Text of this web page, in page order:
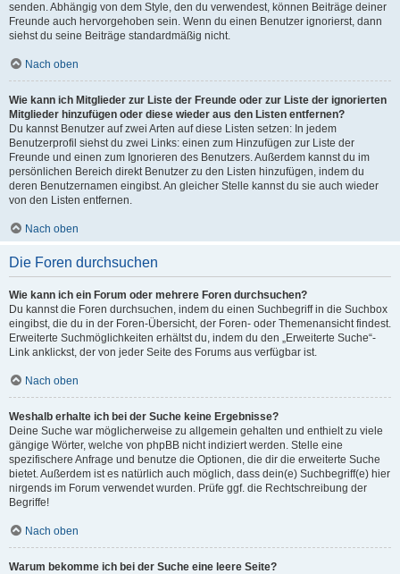
senden. Abhängig von dem Style, den du verwendest, können Beiträge deiner
Freunde auch hervorgehoben sein. Wenn du einen Benutzer ignorierst, dann
siehst du seine Beiträge standardmäßig nicht.
Nach oben
Wie kann ich Mitglieder zur Liste der Freunde oder zur Liste der ignorierten
Mitglieder hinzufügen oder diese wieder aus den Listen entfernen?
Du kannst Benutzer auf zwei Arten auf diese Listen setzen: In jedem
Benutzerprofil siehst du zwei Links: einen zum Hinzufügen zur Liste der
Freunde und einen zum Ignorieren des Benutzers. Außerdem kannst du im
persönlichen Bereich direkt Benutzer zu den Listen hinzufügen, indem du
deren Benutzernamen eingibst. An gleicher Stelle kannst du sie auch wieder
von den Listen entfernen.
Nach oben
Die Foren durchsuchen
Wie kann ich ein Forum oder mehrere Foren durchsuchen?
Du kannst die Foren durchsuchen, indem du einen Suchbegriff in die Suchbox
eingibst, die du in der Foren-Übersicht, der Foren- oder Themenansicht findest.
Erweiterte Suchmöglichkeiten erhältst du, indem du den „Erweiterte Suche“-
Link anklickst, der von jeder Seite des Forums aus verfügbar ist.
Nach oben
Weshalb erhalte ich bei der Suche keine Ergebnisse?
Deine Suche war möglicherweise zu allgemein gehalten und enthielt zu viele
gängige Wörter, welche von phpBB nicht indiziert werden. Stelle eine
spezifischere Anfrage und benutze die Optionen, die dir die erweiterte Suche
bietet. Außerdem ist es natürlich auch möglich, dass dein(e) Suchbegriff(e) hier
nirgends im Forum verwendet wurden. Prüfe ggf. die Rechtschreibung der
Begriffe!
Nach oben
Warum bekomme ich bei der Suche eine leere Seite?